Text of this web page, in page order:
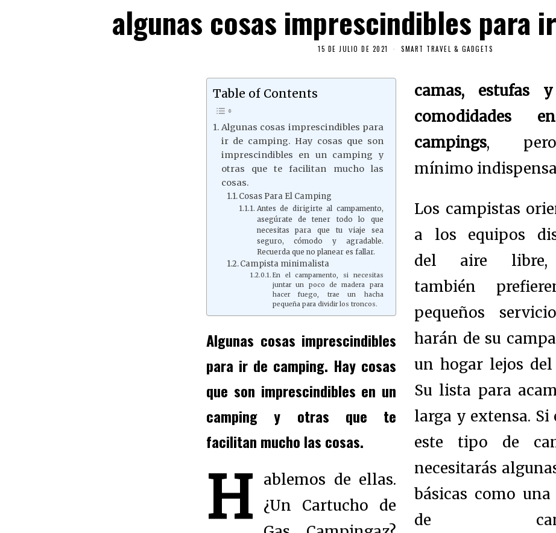
algunas cosas imprescindibles para
15 DE JULIO DE 2021 SMART TRAVEL & GADGETS
Table of Contents
Algunas cosas imprescindibles para
ir de camping. Hay cosas que son
imprescindibles en un camping y
otras que te facilitan mucho las
cosas.
Cosas Para El Camping
Antes de dirigirte al campamento,
asegúrate de tener todo lo que
necesitas para que tu viaje sea
seguro, cómodo y agradable.
Recuerda que no planear es fallar.
Campista minimalista
En el campamento, si necesitas
juntar un poco de madera para
hacer fuego, trae un hacha
pequeña para dividir los troncos.
Algunas cosas imprescindibles
para ir de camping. Hay cosas
que son imprescindibles en un
camping y otras que te
facilitan mucho las cosas.
H
ablemos de ellas.
¿Un Cartucho de
camas, estufas
comodidades
campings,
mínimo
Los campistas
a los equipos
del aire libre,
también
pequeños
harán de su
un hogar lejos del
Su lista para
larga y extensa. Si
este tipo de
necesitarás
básicas como
de